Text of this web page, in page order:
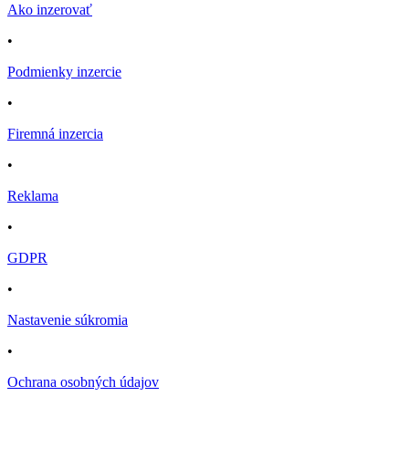
Ako inzerovať
•
Podmienky inzercie
•
Firemná inzercia
•
Reklama
•
GDPR
•
Nastavenie súkromia
•
Ochrana osobných údajov